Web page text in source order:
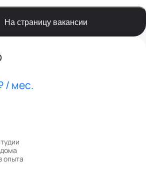
На страницу вакансии
/ мес.
опыта